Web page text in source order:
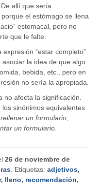
allí que sería
el estómago se llena
estomacal, pero no
que le falte.
“estar completo”
la idea de que algo
bebida, etc., pero en
no sería la apropiada.
no afecta la significación.
sinónimos equivalentes
un formulario,
un formulario
26 de noviembre de
. Etiquetas:adjetivos,
, lleno, recomendación,